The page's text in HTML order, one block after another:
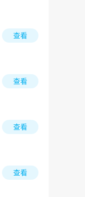
查看
查看
查看
查看